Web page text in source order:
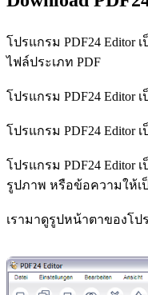
โปรแกรม PDF24 Editor
ไฟล์ประเภท PDF
โปรแกรม PDF24 Editor
โปรแกรม PDF24 Editor
โปรแกรม PDF24 Editor
รูปภาพ หรือข้อความให้เ
เรามาดูรูปหน้าตาของโ